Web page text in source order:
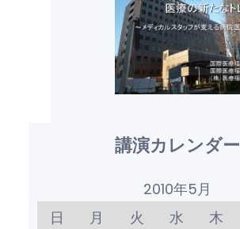
講演カレンダー
2010年5月
日
月 火 水 木